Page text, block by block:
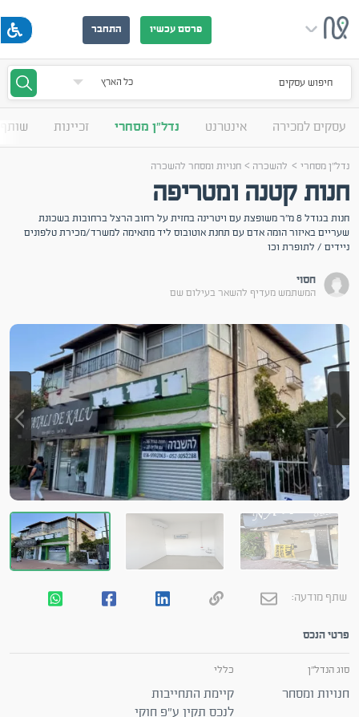
פרסם עכשיו התחבר
חיפוש עסקים
עסקים למכירה אינטרנט נדל"ן מסחרי זכיינות
נדל"ן מסחרי> להשכרה >חנויות ומסחר להשכרה
חנות קטנה ומטריפה
חנות בגודל 8 מ"ר משופצת עם ויטרינה בחזית על רחוב הרצל ברחובות בשכונת
שעריים באיזור הומה אדם עם תחנת אוטובוס ליד מתאימה למשרד/מכירת טלפונים
ניידים / לתופרת וכו
חסוי
המשתמש מעדיף להשאר בעילום שם
שתף מודעה:
פרטי הנכס
סוג הנדל"ן
חנויות ומסחר
כללי
קיימת התחייבות
לנכס תקין ע"פ חוקי